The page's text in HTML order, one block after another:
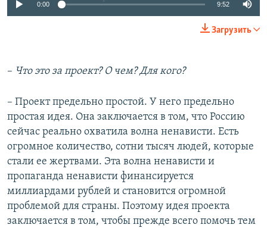
0:00 9:52
Загрузить
–​ Что это за проект? О чем? Для кого?
– Проект предельно простой. У него предельно
простая идея. Она заключается в том, что Россию
сейчас реально охватила волна ненависти. Есть
огромное количество, сотни тысяч людей, которые
стали ее жертвами. Эта волна ненависти и
пропаганда ненависти финансируется
миллиардами рублей и становится огромной
проблемой для страны. Поэтому идея проекта
заключается в том, чтобы прежде всего помочь тем